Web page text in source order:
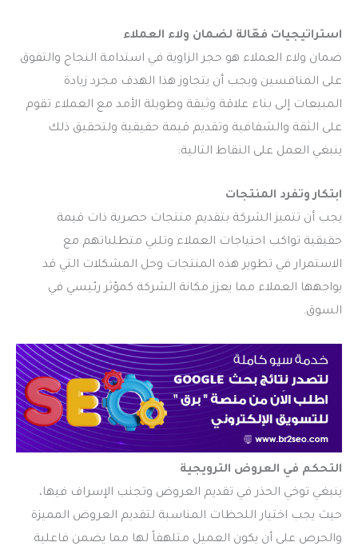
استراتيجيات فعّالة لضمان ولاء العملاء
ضمان ولاء العملاء هو حجر الزاوية في استدامة النجاح والتفوق
على المنافسين ويجب أن يتجاوز هذا الهدف مجرد زيادة
المبيعات إلى بناء علاقة وثيقة وطويلة الأمد مع العملاء تقوم
على الثقة والشفافية وتقديم قيمة حقيقية ولتحقيق ذلك
ينبغي العمل على النقاط التالية:
ابتكار وتفرد المنتجات
يجب أن تتميز الشركة بتقديم منتجات حصرية ذات قيمة
حقيقية تواكب احتياجات العملاء وتلبي متطلباتهم مع
الاستمرار في تطوير هذه المنتجات وحل المشكلات التي قد
يواجهها العملاء مما يعزز مكانة الشركة كمؤثر رئيسي في
السوق.
التحكم في العروض الترويجية
ينبغي توخي الحذر في تقديم العروض وتجنب الإسراف فيها،
حيث يجب اختيار اللحظات المناسبة لتقديم العروض المميزة
والحرص على أن يكون العميل متلهفاً لها مما يضمن فاعلية